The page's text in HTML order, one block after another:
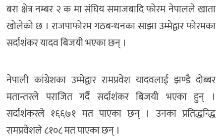
बरा क्षेत्र नम्बर २ क मा संघिय समाजबादि फोरम नेपालले खाता
खोलेको छ । राजपाफोरम गठबन्धनका साझा उम्मेद्वार फोरमका
सर्दाशंकर यादव बिजयी भएका छन् ।
नेपाली कांग्रेशका उम्मेद्वार रामप्रवेश यादवलाई झण्डै दोब्बर
मतान्तरले पराजित गर्दै सर्दाशंकर बिजयी भएका हुन् ।
सर्दाशंकरले १६६७१ मत पाएका छन् । उनका प्रतिद्धन्द्धि
रामप्रवेशले ८१०८ मत पाएका छन् ।